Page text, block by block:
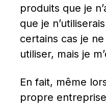
produits que je
que je
certains cas je
utiliser, mais je
En fait, même
propre